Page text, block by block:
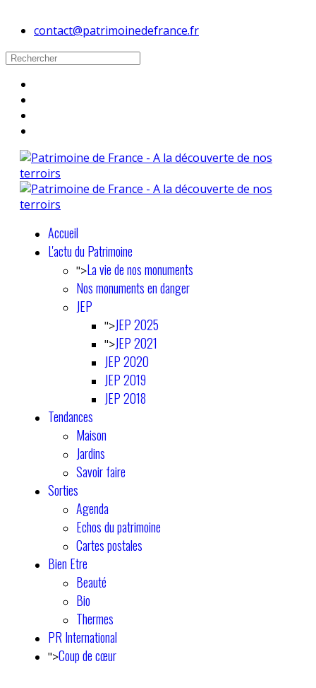
contact@patrimoinedefrance.fr
Accueil
L'actu du Patrimoine
">La vie de nos monuments
Nos monuments en danger
JEP
">JEP 2025
">JEP 2021
JEP 2020
JEP 2019
JEP 2018
Tendances
Maison
Jardins
Savoir faire
Sorties
Agenda
Echos du patrimoine
Cartes postales
Bien Etre
Beauté
Bio
Thermes
PR International
">Coup de cœur